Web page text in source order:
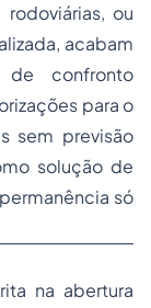
ou
acabam
confronto
para o
sem previsão
solução de
só
na abertura